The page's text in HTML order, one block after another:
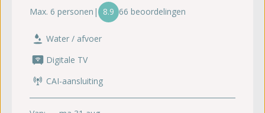
Max. 6 personen | 8.9 66 beoordelingen
Water / afvoer
Digitale TV
CAI-aansluiting